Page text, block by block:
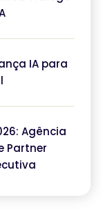
IA para
Agência
Partner